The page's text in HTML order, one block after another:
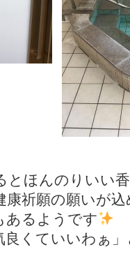
とほんのりいい
康祈願の願いが
あるようです
良くていいわぁ